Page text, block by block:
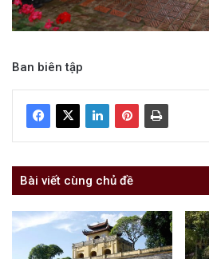
Ban biên tập
Bài viết cùng chủ đề